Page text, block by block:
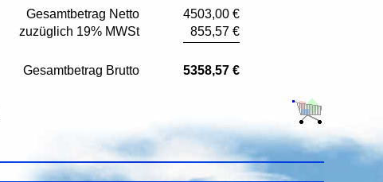
Gesamtbetrag Netto
4503,00 €
zuzüglich 19% MWSt
855,57 €
Gesamtbetrag Brutto 5358,57 €